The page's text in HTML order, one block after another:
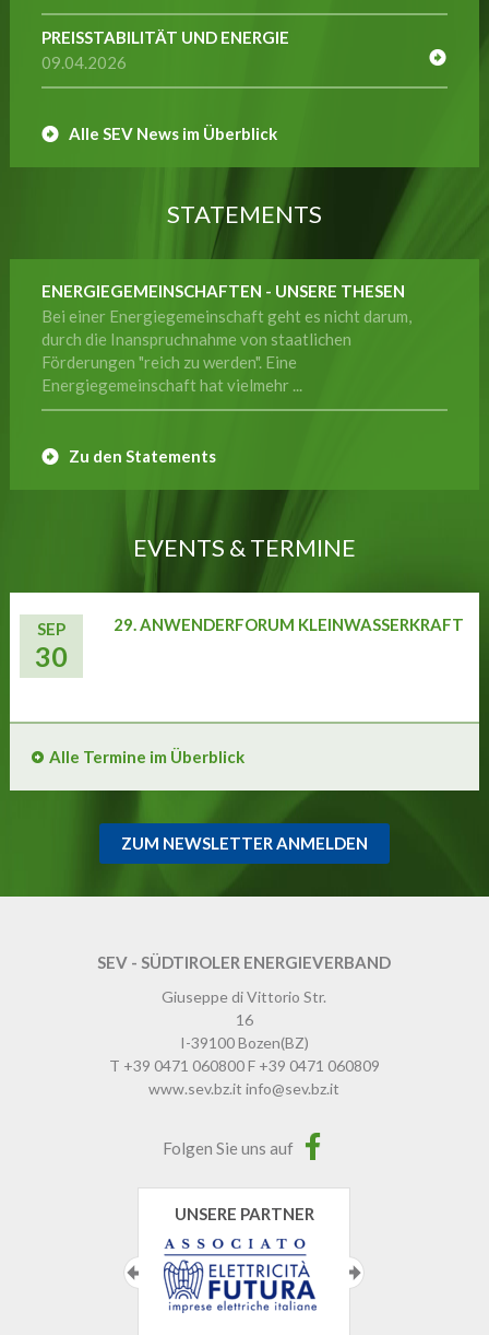
PREISSTABILITÄT UND ENERGIE
09.04.2026
Alle SEV News im Überblick
STATEMENTS
ENERGIEGEMEINSCHAFTEN - UNSERE THESEN
Bei einer Energiegemeinschaft geht es nicht darum,
durch die Inanspruchnahme von staatlichen
Förderungen "reich zu werden". Eine
Energiegemeinschaft hat vielmehr ...
Zu den Statements
EVENTS & TERMINE
SEP
30
29. ANWENDERFORUM KLEINWASSERKRAFT
Alle Termine im Überblick
ZUM NEWSLETTER ANMELDEN
SEV - SÜDTIROLER ENERGIEVERBAND
Giuseppe di Vittorio Str.
16
I-39100Bozen(BZ)
T +39 0471 060800F +39 0471 060809
www.sev.bz.it info@sev.bz.it
Folgen Sie uns auf
UNSERE PARTNER